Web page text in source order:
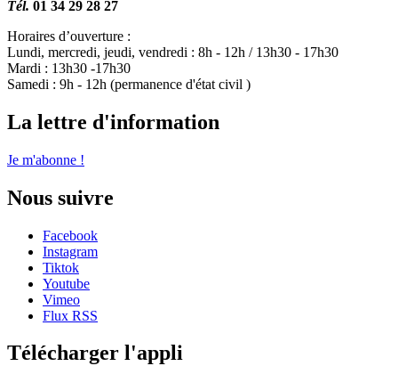
Tél. 01 34 29 28 27
Horaires d’ouverture :
Lundi, mercredi, jeudi, vendredi : 8h - 12h / 13h30 - 17h30
Mardi : 13h30 -17h30
Samedi : 9h - 12h (permanence d'état civil )
La lettre d'information
Je m'abonne !
Nous suivre
Facebook
Instagram
Tiktok
Youtube
Vimeo
Flux RSS
Télécharger l'appli